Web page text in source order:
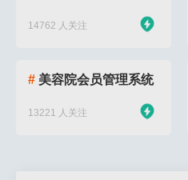
14762 人关注
# 美容院会员管理系统
13221 人关注